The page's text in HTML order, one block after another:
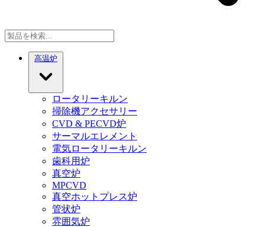
高温炉
ロータリーキルン
掃除機アクセサリー
CVD & PECVD炉
サーマルエレメント
電気ロータリーキルン
歯科用炉
真空炉
MPCVD
真空ホットプレス炉
管状炉
雰囲気炉